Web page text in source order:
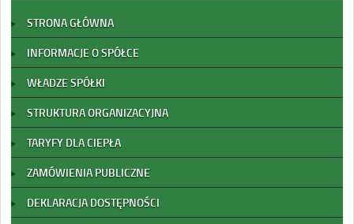
STRONA GŁÓWNA
INFORMACJE O SPÓŁCE
WŁADZE SPÓŁKI
STRUKTURA ORGANIZACYJNA
TARYFY DLA CIEPŁA
ZAMÓWIENIA PUBLICZNE
DEKLARACJA DOSTĘPNOŚCI